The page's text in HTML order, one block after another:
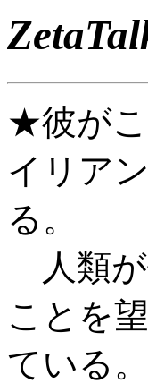
★彼がこ
イリア
る。
人類が
ことを
ている